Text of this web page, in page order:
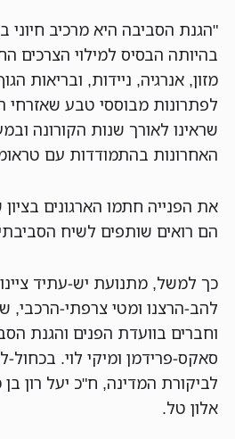
"הגנת הסביבה היא מרכיב
בהיותה הבסיס למילוי הצרכים
מזון, אנרגיה, ניידות, ובריאות
לפתרונות מבוססי טבע שאזרחי
שראינו לאורך שנות הקורונה
האחרונות בהתמודדות עם
את הפנייה חתמו הארגונים
הם רואים שותפים לשיח
כך למשל, מתנועת יש-עתיד
להב-הרצנו ומטי צרפתי-
וחברים בוועדת הפנים והגנת
סאקס-פרידמן ומיקי לוי. בכחול-
לביקורת המדינה, ח"כ יעל רון
אלון טל.